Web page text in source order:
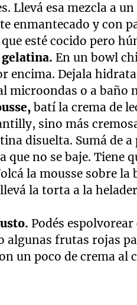
Llevá esa mezcla a
enmantecado y con
que esté cocido pero
En un bowl
encima. Dejala
microondas o a baño
batí la crema de
sino más
disuelta. Sumá de
que no se baje. Tiene
la mousse sobre la
la torta a la
Podés
algunas frutas rojas
un poco de crema al